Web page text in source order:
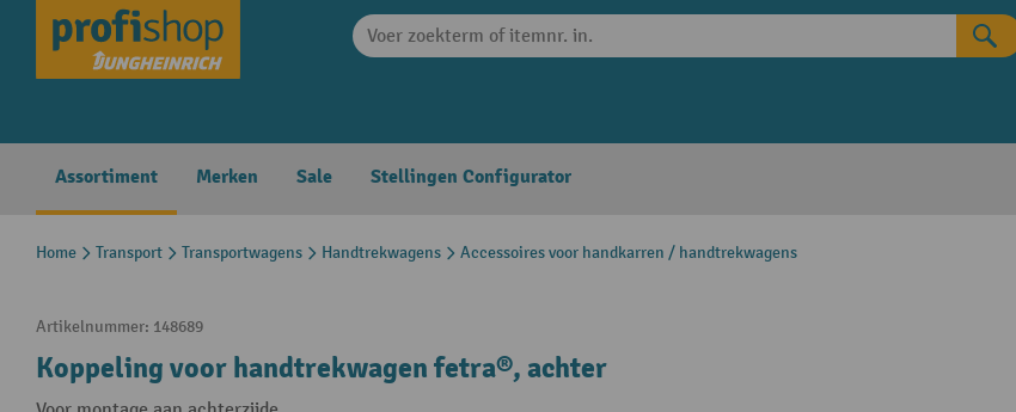
Skip to main navigation
Assortiment Merken Sale Stellingen Configurator
Home Transport Transportwagens Handtrekwagens Accessoires voor handkarren / handtrekwagens
Artikelnummer: 148689
Koppeling voor handtrekwagen fetra®, achter